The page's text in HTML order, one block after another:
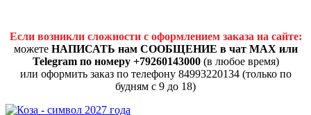
Если возникли сложности с оформлением заказа на сайте:
можете НАПИСАТЬ нам СООБЩЕНИЕ в чат MAX или
Telegram по номеру +79260143000(в любое время)
или оформить заказ по телефону 84993220134 (только по
будням с 9 до 18)